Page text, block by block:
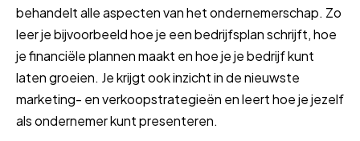
behandelt alle aspecten van het ondernemerschap. Zo
leer je bijvoorbeeld hoe je een bedrijfsplan schrijft, hoe
je financiële plannen maakt en hoe je je bedrijf kunt
laten groeien. Je krijgt ook inzicht in de nieuwste
marketing- en verkoopstrategieën en leert hoe je jezelf
als ondernemer kunt presenteren.